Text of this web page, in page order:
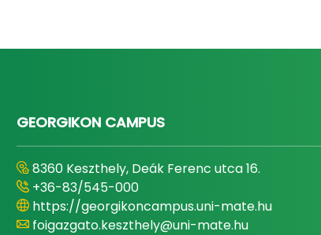
GEORGIKON CAMPUS
8360 Keszthely, Deák Ferenc utca 16.
+36-83/545-000
https://georgikoncampus.uni-mate.hu
foigazgato.keszthely@uni-mate.hu